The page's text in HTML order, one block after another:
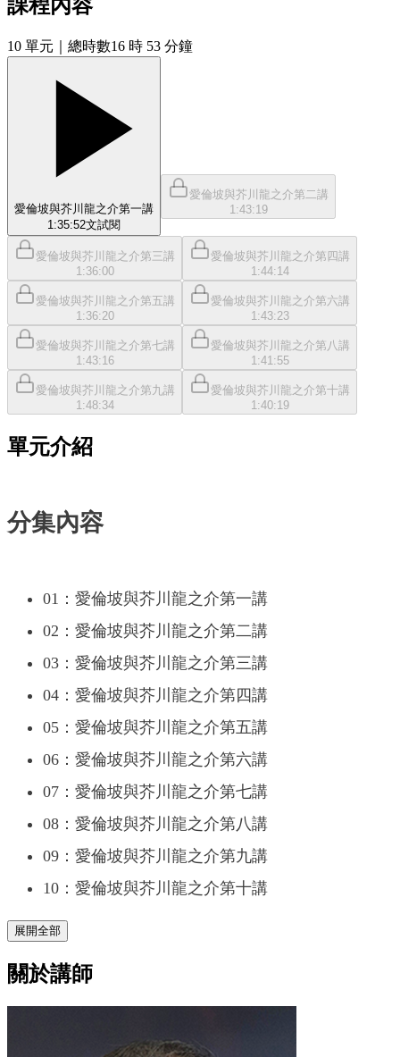
課程內容
10 單元 ｜總時數16 時 53 分鐘
愛倫坡與芥川龍之介第一講
1:35:52文試閱
愛倫坡與芥川龍之介第二講
1:43:19
愛倫坡與芥川龍之介第三講
1:36:00
愛倫坡與芥川龍之介第四講
1:44:14
愛倫坡與芥川龍之介第五講
1:36:20
愛倫坡與芥川龍之介第六講
1:43:23
愛倫坡與芥川龍之介第七講
1:43:16
愛倫坡與芥川龍之介第八講
1:41:55
愛倫坡與芥川龍之介第九講
1:48:34
愛倫坡與芥川龍之介第十講
1:40:19
單元介紹
分集內容
01：愛倫坡與芥川龍之介第一講
02：愛倫坡與芥川龍之介第二講
03：愛倫坡與芥川龍之介第三講
04：愛倫坡與芥川龍之介第四講
05：愛倫坡與芥川龍之介第五講
06：愛倫坡與芥川龍之介第六講
07：愛倫坡與芥川龍之介第七講
08：愛倫坡與芥川龍之介第八講
09：愛倫坡與芥川龍之介第九講
10：愛倫坡與芥川龍之介第十講
展開全部
關於講師